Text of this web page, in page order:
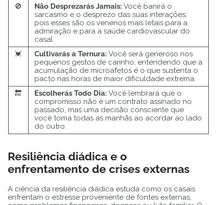
🚫
Não Desprezarás Jamais: Você banirá o
sarcasmo e o desprezo das suas interações,
pois esses são os venenos mais letais para a
admiração e para a saúde cardiovascular do
casal.
💓
Cultivarás a Ternura: Você será generoso nos
pequenos gestos de carinho, entendendo que a
acumulação de microafetos é o que sustenta o
pacto nas horas de maior dificuldade extrema.
🔚
Escolherás Todo Dia: Você lembrará que o
compromisso não é um contrato assinado no
passado, mas uma decisão consciente que
você toma todas as manhãs ao acordar ao lado
do outro.
Resiliência diádica e o
enfrentamento de crises externas
A ciência da resiliência diádica estuda como os casais
enfrentam o estresse proveniente de fontes externas,